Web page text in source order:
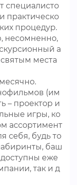
специалисто
практическо
процедур.
несомненно,
а
места
(им
– проектор и
игры, ко
ассортимент
себя, будь то
баш
еже
так и д